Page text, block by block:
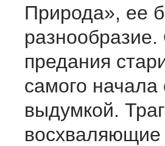
Природа», ее
предания
самого
выдумкой.
восхваляющие